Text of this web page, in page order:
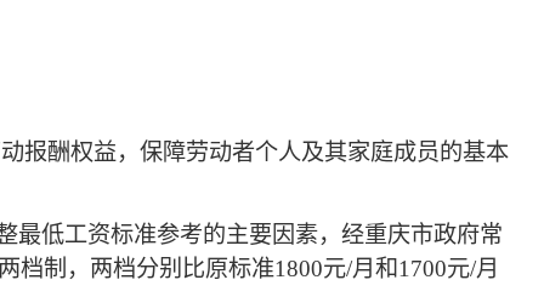
报酬权益，保障劳动者个人及其家庭成员的基本
低工资标准参考的主要因素，经重庆市政府常
制，两档分别比原标准1800元/月和1700元/月